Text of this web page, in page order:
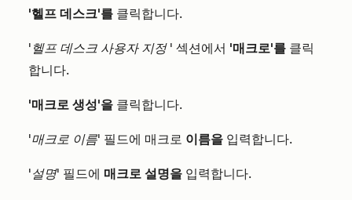
'헬프 데스크'를 클릭합니다.
'헬프 데스크 사용자 지정' 섹션에서 '매크로'를 클릭
합니다.
'매크로 생성'을 클릭합니다.
'매크로 이름' 필드에 매크로 이름을 입력합니다.
'설명' 필드에 매크로 설명을 입력합니다.